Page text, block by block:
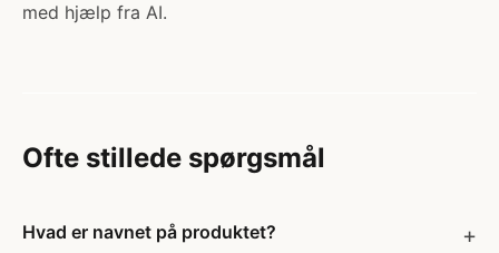
med hjælp fra AI.
Ofte stillede spørgsmål
Hvad er navnet på produktet?